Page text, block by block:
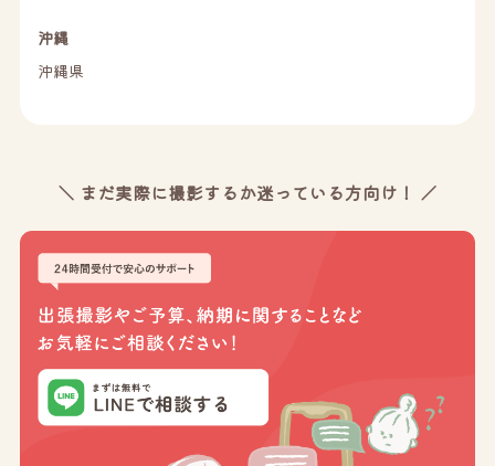
沖縄
沖縄県
＼ まだ実際に撮影するか迷っている方向け！ ／